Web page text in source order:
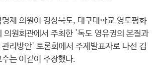
재 의원이 경상북도, 대구대학교 영토평화
의원회관에서 주최한 '독도 영유권의 본질과
리방안' 토론회에서 주제발표자로 나선 김
는 이같이 주장했다.